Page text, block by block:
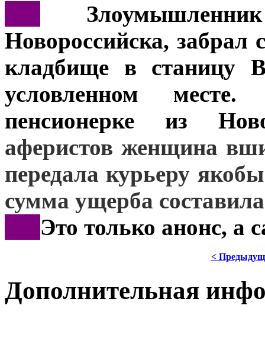
Новороссийска,
кладбище в станицу
условленном
пенсионерке из
аферистов женщина
передала курьеру
сумма ущерба
Это только анонс, а
<
Дополнительная